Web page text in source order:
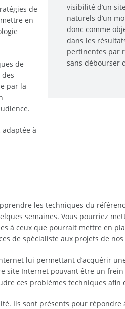
de
en
de
par la
à
visibilité d’un
naturels d’un
donc comme
dans les
pertinentes par
sans débourser
les techniques du
semaines. Vous pourriez
à ceux que pourrait mettre en
de spécialiste aux projets de
lui permettant d’acquérir
Internet pouvant être un frein
ces problèmes techniques afin
Ils sont présents pour répondre